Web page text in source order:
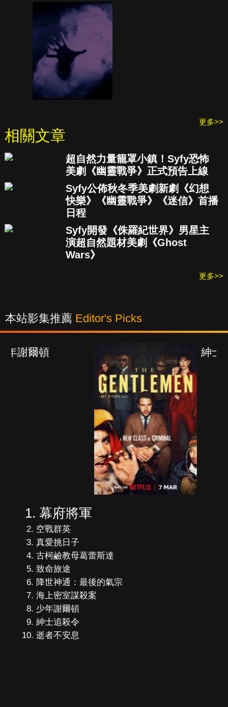
更多>>
相關文章
超自然力量籠罩小鎮！Syfy恐怖
美劇《幽靈戰爭》正式預告上線
Syfy公佈秋冬季美劇新劇《幻想
快樂》《幽靈戰爭》《迷信》首播
日程
Syfy開發《侏羅紀世界》男星主
演超自然題材美劇《Ghost
Wars》
更多>>
本站影集推薦 Editor's Picks
紳士追殺令
幕府將軍
空戰群英
真愛挑日子
古柯鹼教母葛蕾斯達
致命旅途
降世神通：最後的氣宗
海上密室謀殺案
少年謝爾頓
紳士追殺令
逝者不安息